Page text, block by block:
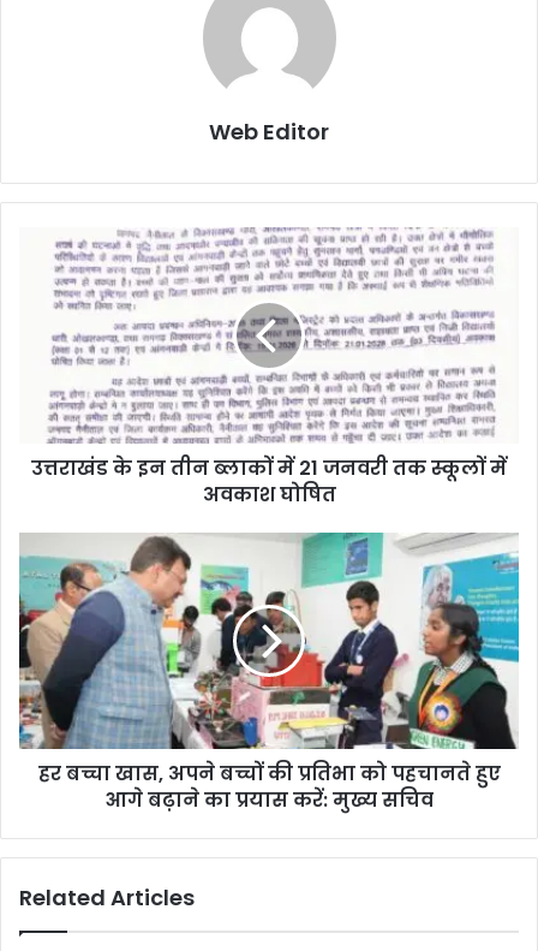
Web Editor
उत्तराखंड के इन तीन ब्लाकों में 21 जनवरी तक स्कूलों में
अवकाश घोषित
हर बच्चा खास, अपने बच्चों की प्रतिभा को पहचानते हुए
आगे बढ़ाने का प्रयास करें: मुख्य सचिव
Related Articles